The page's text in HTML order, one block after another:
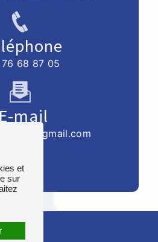
68 87 05
E-mail
et
sur